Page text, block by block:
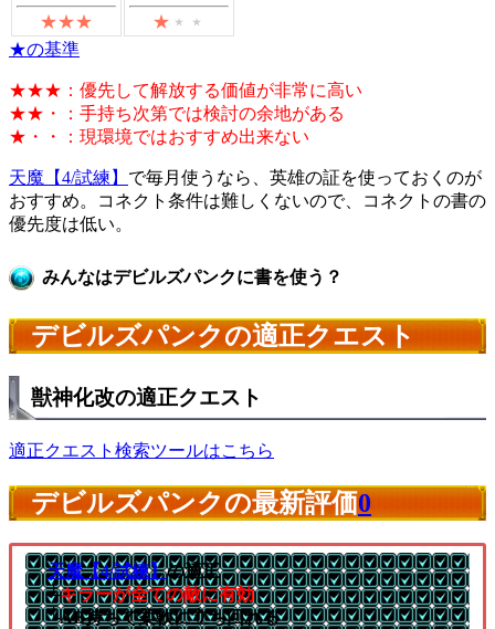
★の基準
★★★：優先して解放する価値が非常に高い
★★・：手持ち次第では検討の余地がある
★・・：現環境ではおすすめ出来ない
天魔【4/試練】 で毎月使うなら、英雄の証を使っておくのが
おすすめ。コネクト条件は難しくないので、コネクトの書の
優先度は低い。
みんなはデビルズパンクに書を使う？
デビルズパンクの適正クエスト
獣神化改の適正クエスト
適正クエスト検索ツールはこちら
デビルズパンクの最新評価0
天魔【4/試練】の適正
└キラーが全ての敵に有効
└AB持ちで柔軟に立ち回れる